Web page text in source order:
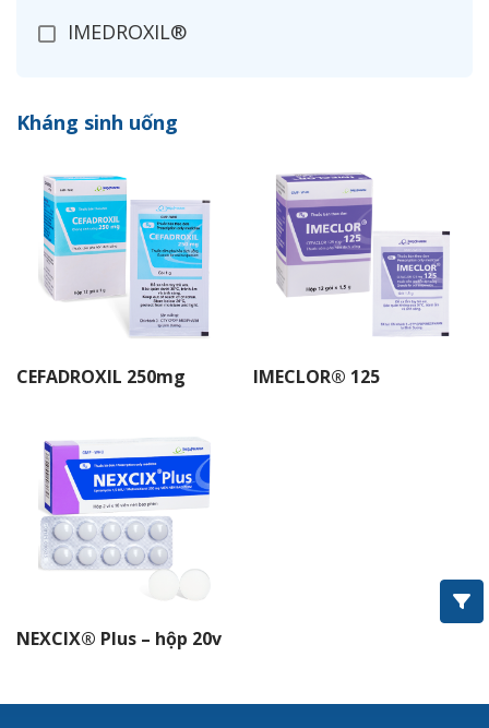
IMEDROXIL®
CEFADROXIL
ZANIMEX®
IMEXIME®
ROXITHROMYCIN
COTRIM®
Amoxcillin
Imedoxim®
Cephalexin
Kháng sinh uống
CEFADROXIL 250mg IMECLOR® 125
NEXCIX® Plus – hộp 20v